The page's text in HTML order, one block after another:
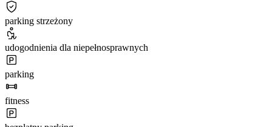
parking strzeżony
udogodnienia dla niepełnosprawnych
parking
fitness